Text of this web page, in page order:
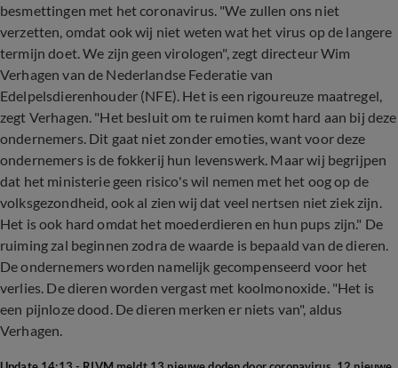
besmettingen met het coronavirus. "We zullen ons niet
verzetten, omdat ook wij niet weten wat het virus op de langere
termijn doet. We zijn geen virologen", zegt directeur Wim
Verhagen van de Nederlandse Federatie van
Edelpelsdierenhouder (NFE). Het is een rigoureuze maatregel,
zegt Verhagen. "Het besluit om te ruimen komt hard aan bij deze
ondernemers. Dit gaat niet zonder emoties, want voor deze
ondernemers is de fokkerij hun levenswerk. Maar wij begrijpen
dat het ministerie geen risico's wil nemen met het oog op de
volksgezondheid, ook al zien wij dat veel nertsen niet ziek zijn.
Het is ook hard omdat het moederdieren en hun pups zijn." De
ruiming zal beginnen zodra de waarde is bepaald van de dieren.
De ondernemers worden namelijk gecompenseerd voor het
verlies. De dieren worden vergast met koolmonoxide. "Het is
een pijnloze dood. De dieren merken er niets van", aldus
Verhagen.